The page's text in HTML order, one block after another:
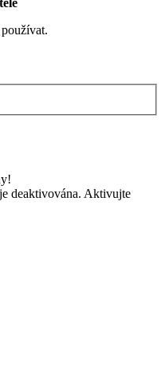
deaktivována. Aktivujte